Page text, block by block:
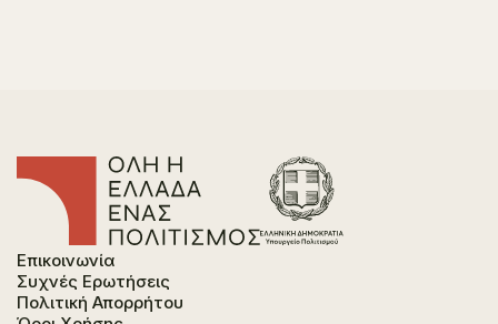
Επικοινωνία
Συχνές Ερωτήσεις
Πολιτική Απορρήτου